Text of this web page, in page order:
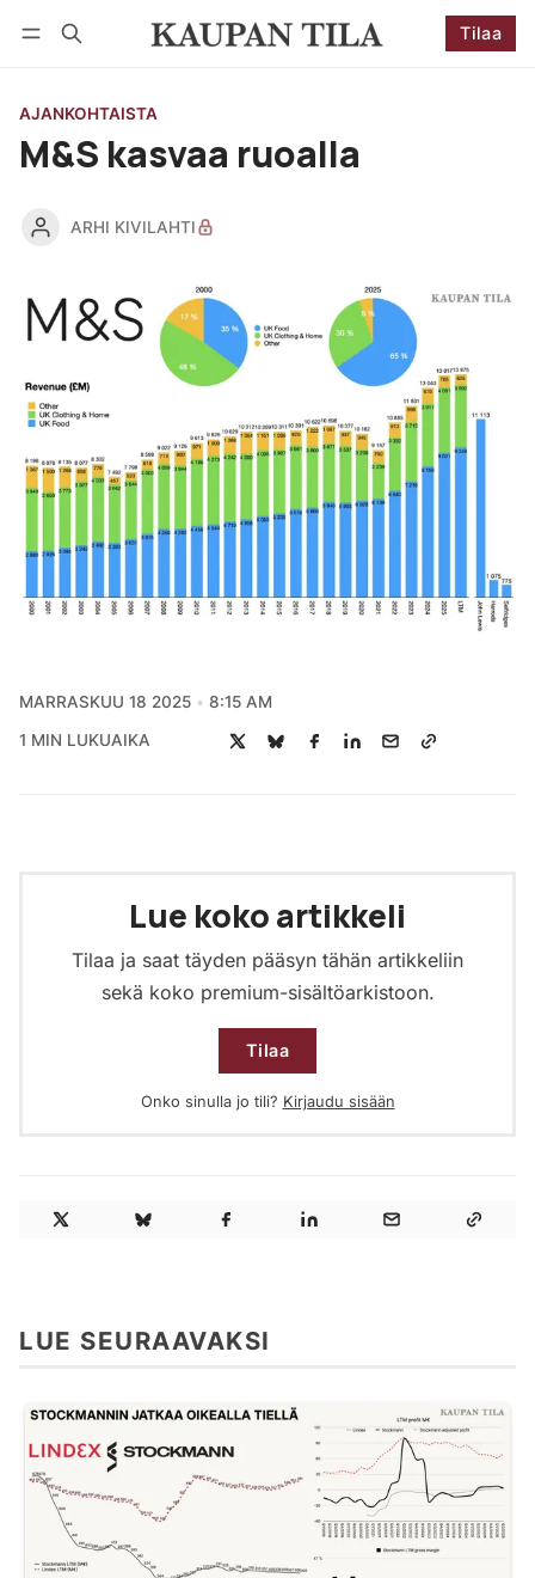
Tilaa
AJANKOHTAISTA
M&S kasvaa ruoalla
ARHI KIVILAHTI
MARRASKUU 18 2025 8:15 AM
1 MIN LUKUAIKA
Lue koko artikkeli
Tilaa ja saat täyden pääsyn tähän artikkeliin
sekä koko premium-sisältöarkistoon.
Tilaa
Onko sinulla jo tili? Kirjaudu sisään
LUE SEURAAVAKSI